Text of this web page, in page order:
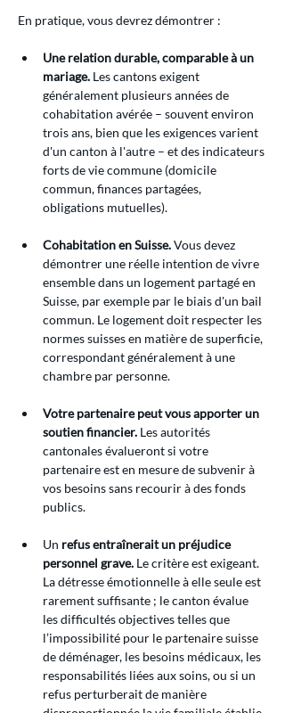
En pratique, vous devrez démontrer :
Une relation durable, comparable à un
mariage. Les cantons exigent
généralement plusieurs années de
cohabitation avérée – souvent environ
trois ans, bien que les exigences varient
d'un canton à l'autre – et des indicateurs
forts de vie commune (domicile
commun, finances partagées,
obligations mutuelles).
Cohabitation en Suisse. Vous devez
démontrer une réelle intention de vivre
ensemble dans un logement partagé en
Suisse, par exemple par le biais d'un bail
commun. Le logement doit respecter les
normes suisses en matière de superficie,
correspondant généralement à une
chambre par personne.
Votre partenaire peut vous apporter un
soutien financier. Les autorités
cantonales évalueront si votre
partenaire est en mesure de subvenir à
vos besoins sans recourir à des fonds
publics.
Un refus entraînerait un préjudice
personnel grave. Le critère est exigeant.
La détresse émotionnelle à elle seule est
rarement suffisante ; le canton évalue
les difficultés objectives telles que
l’impossibilité pour le partenaire suisse
de déménager, les besoins médicaux, les
responsabilités liées aux soins, ou si un
refus perturberait de manière